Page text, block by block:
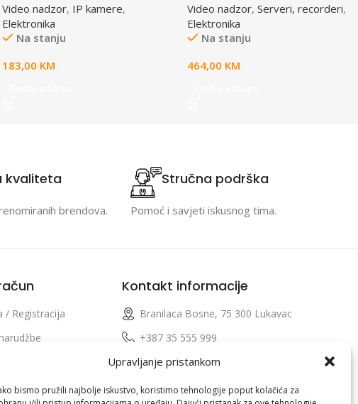
Upravljanje pristankom
bismo pružili najbolje iskustvo, koristimo tehnologije poput kolačića za
Video nadzor, IP kamere,
Elektronika
Na stanju
183,00 KM
Video nadzor,Serveri, recorderi,
Elektronika
Na stanju
464,00 KM
kvaliteta
brendova.
Stručna podrška
Pomoć i savjeti iskusnog tima.
/ Registracija
proizvoda
Kontakt informacije
Branilaca Bosne, 75 300 Lukavac
+387 35 555 999
info@pconer.ba
ID: 4210115760008